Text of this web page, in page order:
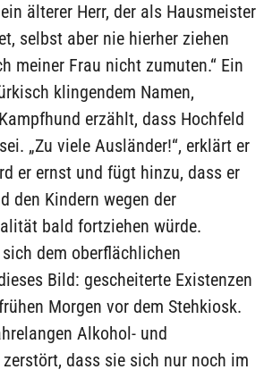
älterer Herr, der als Hausmeister
selbst aber nie hierher ziehen
meiner Frau nicht zumuten.“ Ein
klingendem Namen,
erzählt, dass Hochfeld
„Zu viele Ausländer!“, erklärt er
er ernst und fügt hinzu, dass er
den Kindern wegen der
bald fortziehen würde.
dem oberflächlichen
Bild: gescheiterte Existenzen
Morgen vor dem Stehkiosk.
Alkohol- und
dass sie sich nur noch im